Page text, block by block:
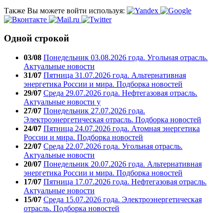
Также Вы можете войти используя:
Одной строкой
03/08 Понедельник 03.08.2026 года. Угольная отрасль.
Актуальные новости
31/07 Пятница 31.07.2026 года. Альтернативная
энергетика России и мира. Подборка новостей
29/07 Среда 29.07.2026 года. Нефтегазовая отрасль.
Актуальные новости у
27/07 Понедельник 27.07.2026 года.
Электроэнергетическая отрасль. Подборка новостей
24/07 Пятница 24.07.2026 года. Атомная энергетика
России и мира. Подборка новостей
22/07 Среда 22.07.2026 года. Угольная отрасль.
Актуальные новости
20/07 Понедельник 20.07.2026 года. Альтернативная
энергетика России и мира. Подборка новостей
17/07 Пятница 17.07.2026 года. Нефтегазовая отрасль.
Актуальные новости
15/07 Среда 15.07.2026 года. Электроэнергетическая
отрасль. Подборка новостей